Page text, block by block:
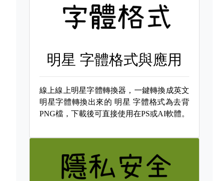
明星 字體格式與應用
線上線上明星字體轉換器，一鍵轉換成英文
明星字體轉換出來的 明星 字體格式為去背
PNG檔，下載後可直接使用在PS或AI軟體。